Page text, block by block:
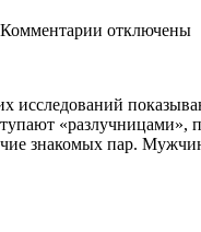
Комментарии к
кто
обычно
виновен
отключены
исследований
«разлучницами»,
знакомых пар.